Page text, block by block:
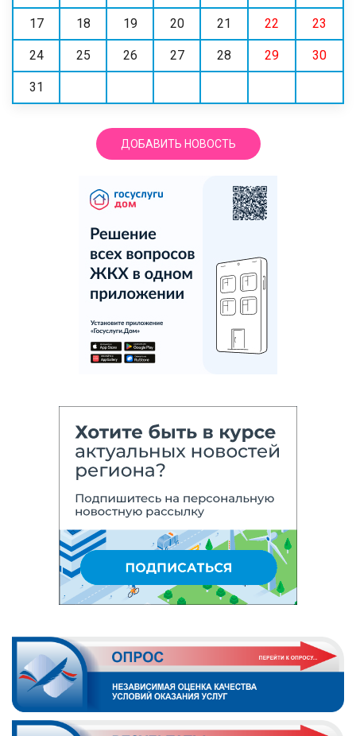
17 18 19 20 21 22 23
24 25 26 27 28 29 30
31
ДОБАВИТЬ НОВОСТЬ